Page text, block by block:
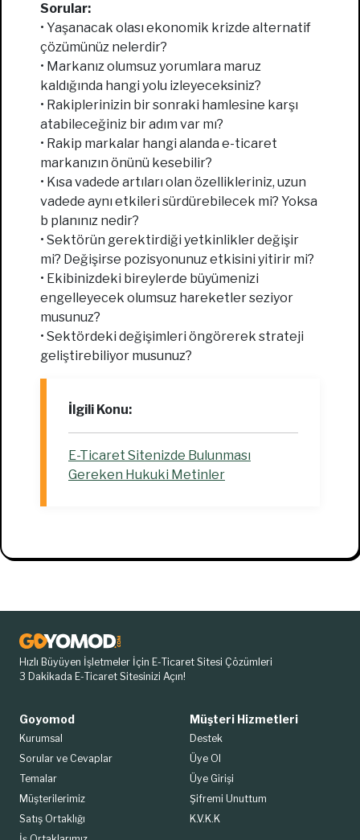
Sorular:
• Yaşanacak olası ekonomik krizde alternatif
çözümünüz nelerdir?
• Markanız olumsuz yorumlara maruz
kaldığında hangi yolu izleyeceksiniz?
• Rakiplerinizin bir sonraki hamlesine karşı
atabileceğiniz bir adım var mı?
• Rakip markalar hangi alanda e-ticaret
markanızın önünü kesebilir?
• Kısa vadede artıları olan özellikleriniz, uzun
vadede aynı etkileri sürdürebilecek mi? Yoksa
b planınız nedir?
• Sektörün gerektirdiği yetkinlikler değişir
mi? Değişirse pozisyonunuz etkisini yitirir mi?
• Ekibinizdeki bireylerde büyümenizi
engelleyecek olumsuz hareketler seziyor
musunuz?
• Sektördeki değişimleri öngörerek strateji
geliştirebiliyor musunuz?
İlgili Konu:
E-Ticaret Sitenizde Bulunması
Gereken Hukuki Metinler
Hızlı Büyüyen İşletmeler İçin E-Ticaret Sitesi Çözümleri
3 Dakikada E-Ticaret Sitesinizi Açın!
Goyomod
Kurumsal
Sorular ve Cevaplar
Temalar
Müşterilerimiz
Satış Ortaklığı
Müşteri Hizmetleri
Destek
Üye Ol
Üye Girişi
Şifremi Unuttum
K.V.K.K